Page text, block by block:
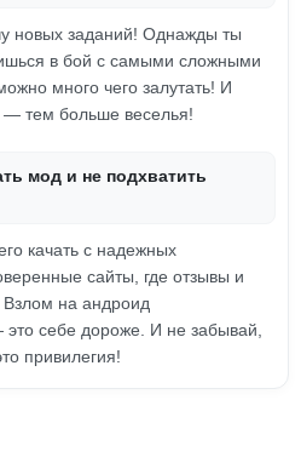
новых заданий! Однажды ты
в бой с самыми сложными
много чего залутать! И
тем больше веселья!
мод и не подхватить
качать с надежных
сайты, где отзывы и
Взлом на андроид
себе дороже. И не забывай,
привилегия!